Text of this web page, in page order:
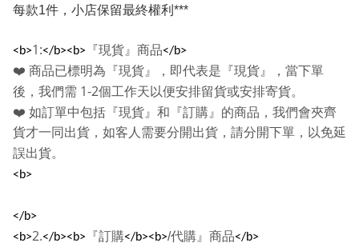
每款1件，小店保留最終權利***
<b>1:</b><b> 『現貨』商品</b>
❤️ 商品已標明為『現貨』，即代表是『現貨』，當下單
後，我們需 1-2個工作天以便安排留貨或安排寄貨。
❤️ 如訂單中包括『現貨』和『訂購』的商品，我們會夾齊
貨才一同出貨，如客人需要分開出貨，請分開下單，以免延
誤出貨。
<b>
</b>
<b>2.</b><b> 『訂購</b><b>/代購』商品</b>